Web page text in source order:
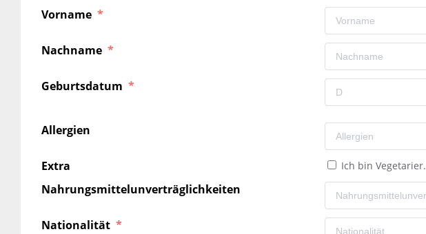
Vorname
Nachname
Geburtsdatum
Allergien
Extra Ich bin Vegetarier.
Nahrungsmittelunverträglichkeiten
Nationalität